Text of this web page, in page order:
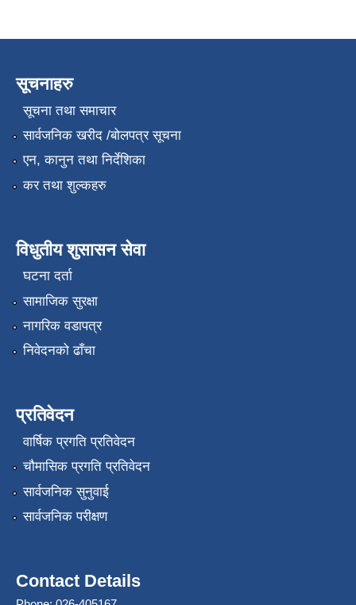
सूचनाहरु
सूचना तथा समाचार
सार्वजनिक खरीद /बोलपत्र सूचना
एन, कानुन तथा निर्देशिका
कर तथा शुल्कहरु
विधुतीय शुसासन सेवा
घटना दर्ता
सामाजिक सुरक्षा
नागरिक वडापत्र
निवेदनको ढाँचा
प्रतिवेदन
वार्षिक प्रगति प्रतिवेदन
चौमासिक प्रगति प्रतिवेदन
सार्वजनिक सुनुवाई
सार्वजनिक परीक्षण
Contact Details